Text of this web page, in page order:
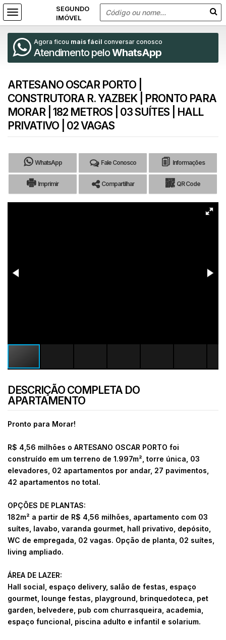
Agora ficou mais fácil conversar conosco
Atendimento peloWhatsApp
ARTESANO OSCAR PORTO |
CONSTRUTORA R. YAZBEK | PRONTO PARA
MORAR | 182 METROS | 03 SUÍTES | HALL
PRIVATIVO | 02 VAGAS
WhatsApp Fale Conosco Informações
Imprimir Compartilhar QR Code
DESCRIÇÃO COMPLETA DO
APARTAMENTO
Pronto para Morar!
R$ 4,56 milhões o ARTESANO OSCAR PORTO foi
construído em um terreno de 1.997m², torre única, 03
elevadores, 02 apartamentos por andar, 27 pavimentos,
42 apartamentos no total.
OPÇÕES DE PLANTAS:
182m² a partir de R$ 4,56 milhões, apartamento com 03
suítes, lavabo, varanda gourmet, hall privativo, depósito,
WC de empregada, 02 vagas. Opção de planta, 02 suítes,
living ampliado.
ÁREA DE LAZER:
Hall social, espaço delivery, salão de festas, espaço
gourmet, lounge festas, playground, brinquedoteca, pet
garden, belvedere, pub com churrasqueira, academia,
espaço funcional, piscina adulto e infantil e solarium.